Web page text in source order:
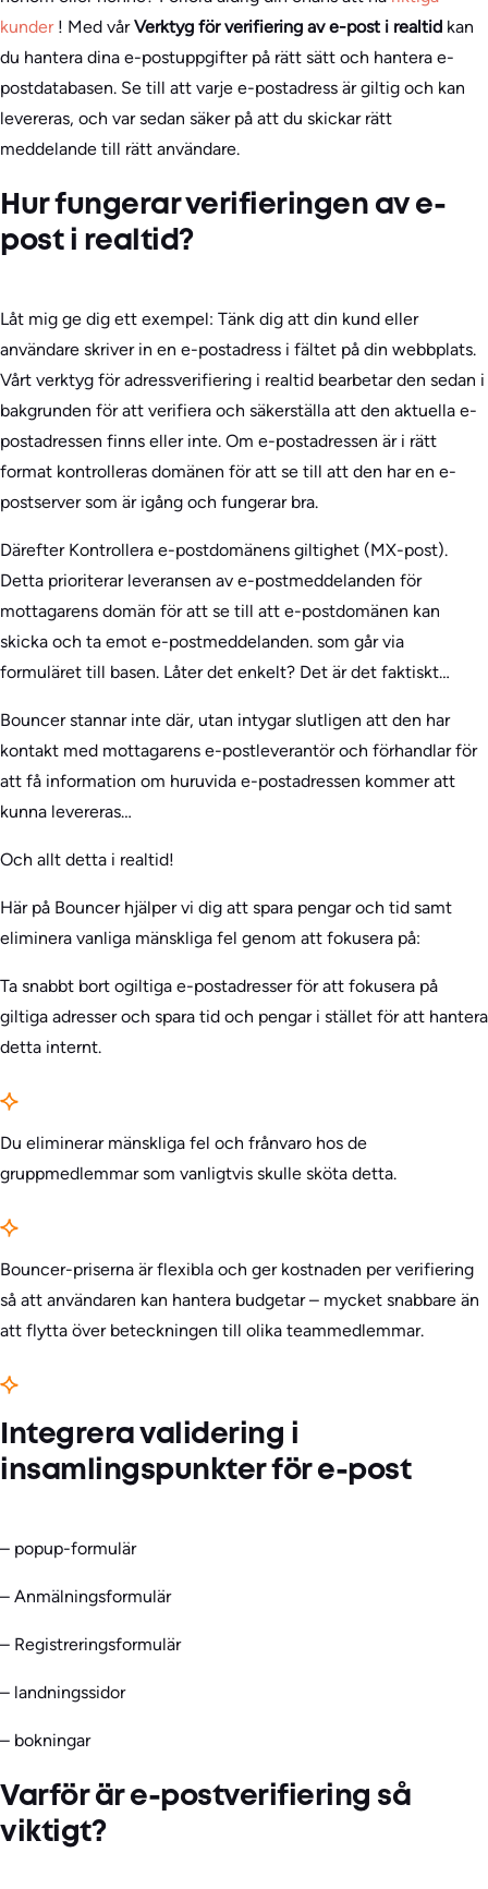
kunder ! Med vårVerktyg för verifiering av e-post i realtid kan
du hantera dina e-postuppgifter på rätt sätt och hantera e-
postdatabasen. Se till att varje e-postadress är giltig och kan
levereras, och var sedan säker på att du skickar rätt
meddelande till rätt användare.
Hur fungerar verifieringen av e-
post i realtid?
Låt mig ge dig ett exempel: Tänk dig att din kund eller
användare skriver in en e-postadress i fältet på din webbplats.
Vårt verktyg för adressverifiering i realtid bearbetar den sedan i
bakgrunden för att verifiera och säkerställa att den aktuella e-
postadressen finns eller inte. Om e-postadressen är i rätt
format kontrolleras domänen för att se till att den har en e-
postserver som är igång och fungerar bra.
Därefter Kontrollera e-postdomänens giltighet (MX-post).
Detta prioriterar leveransen av e-postmeddelanden för
mottagarens domän för att se till att e-postdomänen kan
skicka och ta emot e-postmeddelanden. som går via
formuläret till basen. Låter det enkelt? Det är det faktiskt…
Bouncer stannar inte där, utan intygar slutligen att den har
kontakt med mottagarens e-postleverantör och förhandlar för
att få information om huruvida e-postadressen kommer att
kunna levereras…
Och allt detta i realtid!
Här på Bouncer hjälper vi dig att spara pengar och tid samt
eliminera vanliga mänskliga fel genom att fokusera på:
Ta snabbt bort ogiltiga e-postadresser för att fokusera på
giltiga adresser och spara tid och pengar i stället för att hantera
detta internt.
Du eliminerar mänskliga fel och frånvaro hos de
gruppmedlemmar som vanligtvis skulle sköta detta.
Bouncer-priserna är flexibla och ger kostnaden per verifiering
så att användaren kan hantera budgetar – mycket snabbare än
att flytta över beteckningen till olika teammedlemmar.
Integrera validering i
insamlingspunkter för e-post
– popup-formulär
– Anmälningsformulär
– Registreringsformulär
– landningssidor
– bokningar
Varför är e-postverifiering så
viktigt?